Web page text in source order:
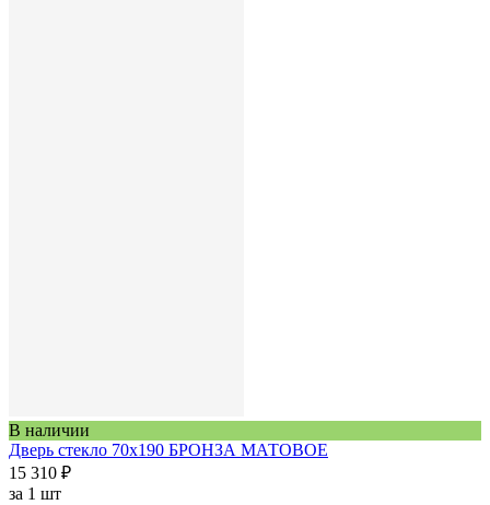
В наличии
Дверь стекло 70х190 БРОНЗА МАТОВОЕ
15 310 ₽
за 1 шт